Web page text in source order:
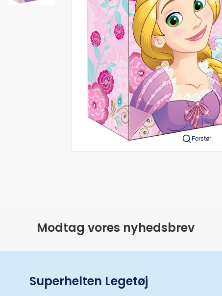
Forstør
Modtag vores nyhedsbrev
Superhelten Legetøj